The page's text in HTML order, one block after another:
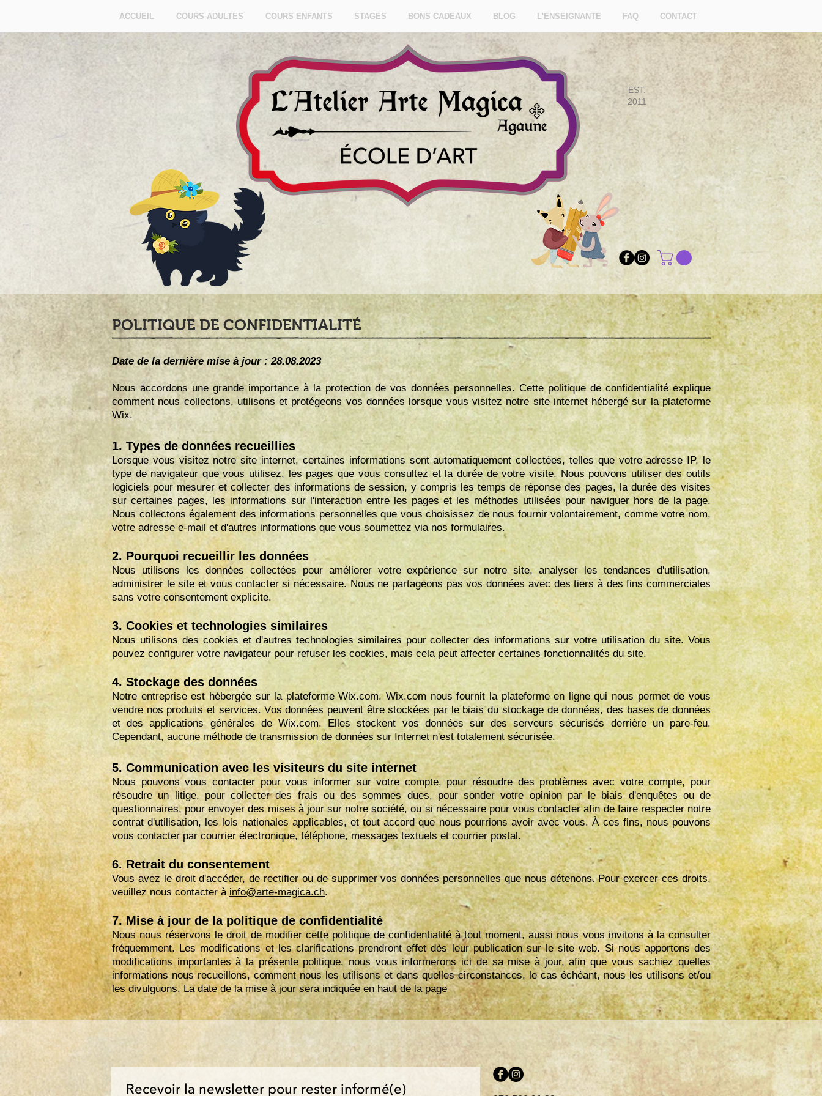
ACCUEIL COURS ADULTES COURS ENFANTS STAGES BONS CADEAUX BLOG L'ENSEIGNANTE FAQ CONTACT
EST.
2011
POLITIQUE DE CONFIDENTIALITÉ
Date de la dernière mise à jour : 28.08.2023
Nous accordons une grande importance à la protection de vos données personnelles. Cette politique de confidentialité explique
comment nous collectons, utilisons et protégeons vos données lorsque vous visitez notre site internet hébergé sur la plateforme
Wix.
1. Types de données recueillies
Lorsque vous visitez notre site internet, certaines informations sont automatiquement collectées, telles que votre adresse IP, le
type de navigateur que vous utilisez, les pages que vous consultez et la durée de votre visite. Nous pouvons utiliser des outils
logiciels pour mesurer et collecter des informations de session, y compris les temps de réponse des pages, la durée des visites
sur certaines pages, les informations sur l'interaction entre les pages et les méthodes utilisées pour naviguer hors de la page.
Nous collectons également des informations personnelles que vous choisissez de nous fournir volontairement, comme votre nom,
votre adresse e-mail et d'autres informations que vous soumettez via nos formulaires.
2. Pourquoi recueillir les données
Nous utilisons les données collectées pour améliorer votre expérience sur notre site, analyser les tendances d'utilisation,
administrer le site et vous contacter si nécessaire. Nous ne partageons pas vos données avec des tiers à des fins commerciales
sans votre consentement explicite.
3. Cookies et technologies similaires
Nous utilisons des cookies et d'autres technologies similaires pour collecter des informations sur votre utilisation du site. Vous
pouvez configurer votre navigateur pour refuser les cookies, mais cela peut affecter certaines fonctionnalités du site.
4. Stockage des données
Notre entreprise est hébergée sur la plateforme Wix.com. Wix.com nous fournit la plateforme en ligne qui nous permet de vous
vendre nos produits et services. Vos données peuvent être stockées par le biais du stockage de données, des bases de données
et des applications générales de Wix.com. Elles stockent vos données sur des serveurs sécurisés derrière un pare-feu.
Cependant, aucune méthode de transmission de données sur Internet n'est totalement sécurisée.
5. Communication avec les visiteurs du site internet
Nous pouvons vous contacter pour vous informer sur votre compte, pour résoudre des problèmes avec votre compte, pour
résoudre un litige, pour collecter des frais ou des sommes dues, pour sonder votre opinion par le biais d'enquêtes ou de
questionnaires, pour envoyer des mises à jour sur notre société, ou si nécessaire pour vous contacter afin de faire respecter notre
contrat d'utilisation, les lois nationales applicables, et tout accord que nous pourrions avoir avec vous. À ces fins, nous pouvons
vous contacter par courrier électronique, téléphone, messages textuels et courrier postal.
6. Retrait du consentement
Vous avez le droit d'accéder, de rectifier ou de supprimer vos données personnelles que nous détenons. Pour exercer ces droits,
veuillez nous contacter àinfo@arte-magica.ch.
7. Mise à jour de la politique de confidentialité
Nous nous réservons le droit de modifier cette politique de confidentialité à tout moment, aussi nous vous invitons à la consulter
fréquemment. Les modifications et les clarifications prendront effet dès leur publication sur le site web. Si nous apportons des
modifications importantes à la présente politique, nous vous informerons ici de sa mise à jour, afin que vous sachiez quelles
informations nous recueillons, comment nous les utilisons et dans quelles circonstances, le cas échéant, nous les utilisons et/ou
les divulguons. La date de la mise à jour sera indiquée en haut de la page
Recevoir la newsletter pour rester informé(e)